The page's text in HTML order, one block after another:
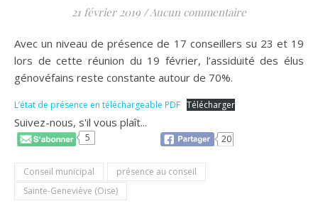
21 février 2019 /Aucun commentaire
Avec un niveau de présence de 17 conseillers su 23 et 19
lors de cette réunion du 19 février, l’assiduité des élus
génovéfains reste constante autour de 70%.
L’état de présence en téléchargeable PDF Télécharger
Suivez-nous, s'il vous plaît...
5 20
Conseil municipal
présence au conseil
Sainte-Geneviève (Oise)